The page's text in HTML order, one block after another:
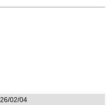
02/04